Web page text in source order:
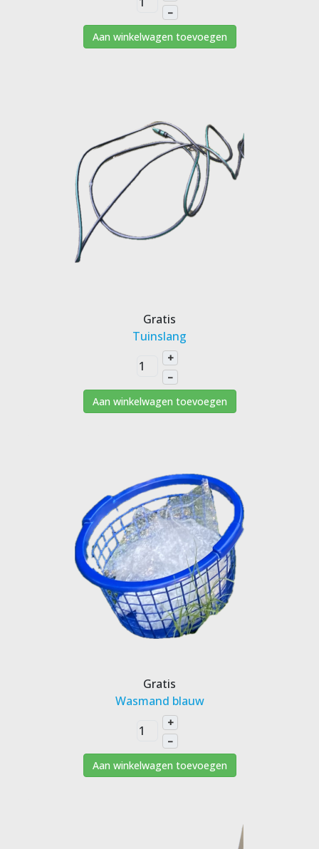
–
Aan winkelwagen toevoegen
Gratis
Tuinslang
+
–
Aan winkelwagen toevoegen
Gratis
Wasmand blauw
+
–
Aan winkelwagen toevoegen